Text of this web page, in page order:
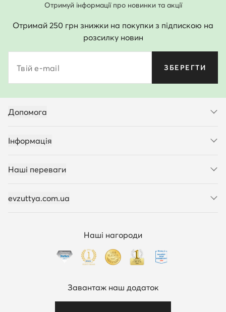
Отримуй інформації про новинки та акції
Отримай 250 грн знижки на покупки з підпискою на
розсилку новин
Твій e-mail ЗБЕРЕГТИ
Допомога
Інформація
Наші переваги
evzuttya.com.ua
Наші нагороди
Завантаж наш додаток